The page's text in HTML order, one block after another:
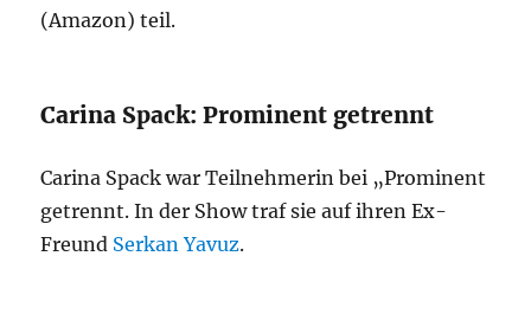
(Amazon) teil.
Carina Spack: Prominent getrennt
Carina Spack war Teilnehmerin bei „Prominent
getrennt. In der Show traf sie auf ihren Ex-
Freund Serkan Yavuz.